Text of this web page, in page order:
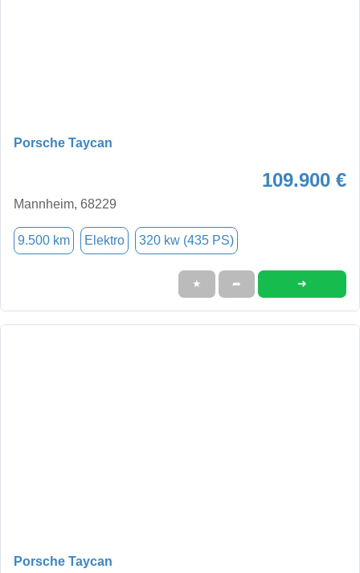
Porsche Taycan
109.900 €
Mannheim, 68229
9.500 km Elektro 320 kw (435 PS)
★ ➦ ➜
Porsche Taycan